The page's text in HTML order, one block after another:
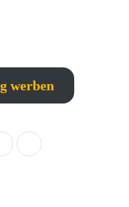
werben